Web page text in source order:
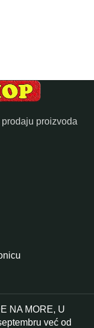
proizvoda
NA MORE, U
već od